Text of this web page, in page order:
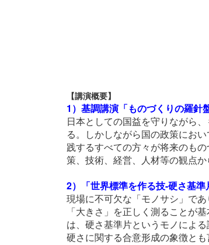
【講演概要】
1）基調講演「ものづくりの羅針
日本としての国益を守りながら
る。しかしながら国の政策にお
践するすべての方々が将来のも
策、技術、経営、人材等の観点か
2）「世界標準を作る技-硬さ基
現場に不可欠な「モノサシ」で
「大きさ」を正しく測ることが
は、硬さ基準片というモノによ
硬さに関する合意形成の象徴と